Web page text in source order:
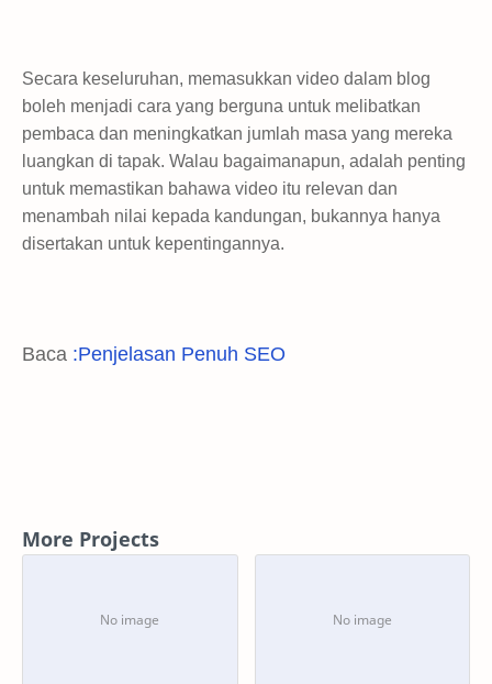
Secara keseluruhan, memasukkan video dalam blog
boleh menjadi cara yang berguna untuk melibatkan
pembaca dan meningkatkan jumlah masa yang mereka
luangkan di tapak. Walau bagaimanapun, adalah penting
untuk memastikan bahawa video itu relevan dan
menambah nilai kepada kandungan, bukannya hanya
disertakan untuk kepentingannya.
Baca :Penjelasan Penuh SEO
More Projects